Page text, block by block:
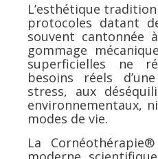
L’esthétique
protocoles datant
souvent cantonnée
gommage
superficielles ne
besoins réels
stress, aux
environnementaux,
modes de vie.
La